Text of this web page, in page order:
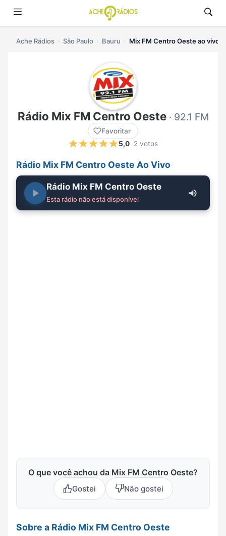
Ache Rádios São Paulo Bauru Mix FM Centro Oeste ao vivo
Rádio Mix FM Centro Oeste· 92.1 FM
Favoritar
5,0 2 votos
Rádio Mix FM Centro Oeste Ao Vivo
Rádio Mix FM Centro Oeste
Esta rádio não está disponível
O que você achou da Mix FM Centro Oeste?
Gostei Não gostei
Sobre a Rádio Mix FM Centro Oeste